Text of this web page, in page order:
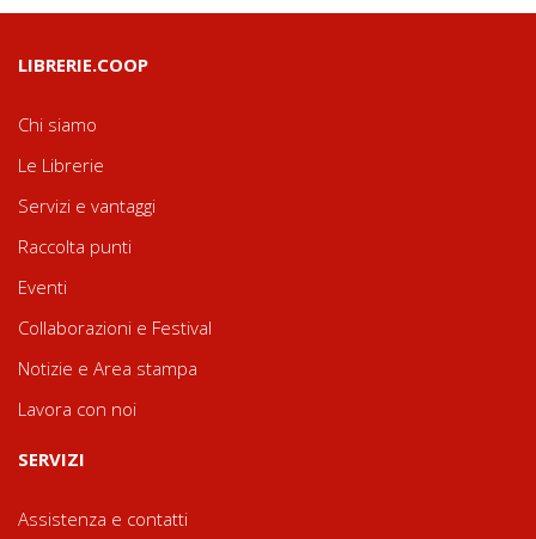
LIBRERIE.COOP
Chi siamo
Le Librerie
Servizi e vantaggi
Raccolta punti
Eventi
Collaborazioni e Festival
Notizie e Area stampa
Lavora con noi
SERVIZI
Assistenza e contatti